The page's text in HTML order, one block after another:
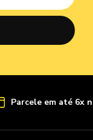
Parcele em até 6x